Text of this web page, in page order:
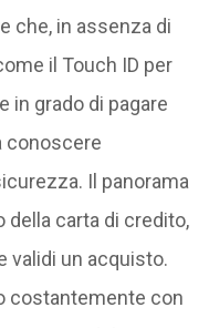
che, in assenza di
il Touch ID per
in grado di pagare
conoscere
Il panorama
della carta di credito,
validi un acquisto.
costantemente con